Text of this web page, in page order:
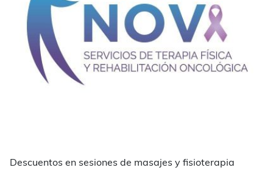
Descuentos en sesiones de masajes y fisioterapia